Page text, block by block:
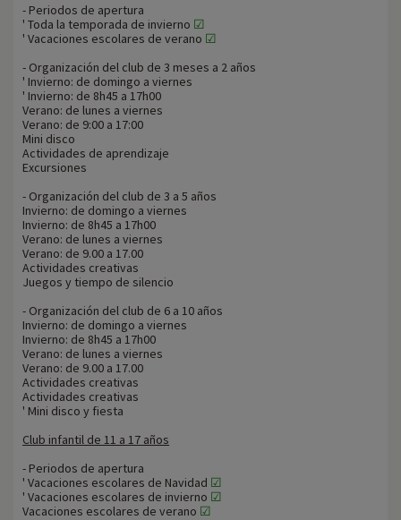
- Periodos de apertura
' Toda la temporada de invierno ☑
' Vacaciones escolares de verano ☑
- Organización del club de 3 meses a 2 años
' Invierno: de domingo a viernes
' Invierno: de 8h45 a 17h00
Verano: de lunes a viernes
Verano: de 9:00 a 17:00
Mini disco
Actividades de aprendizaje
Excursiones
- Organización del club de 3 a 5 años
Invierno: de domingo a viernes
Invierno: de 8h45 a 17h00
Verano: de lunes a viernes
Verano: de 9.00 a 17.00
Actividades creativas
Juegos y tiempo de silencio
- Organización del club de 6 a 10 años
Invierno: de domingo a viernes
Invierno: de 8h45 a 17h00
Verano: de lunes a viernes
Verano: de 9.00 a 17.00
Actividades creativas
Actividades creativas
' Mini disco y fiesta
Club infantil de 11 a 17 años
- Periodos de apertura
' Vacaciones escolares de Navidad ☑
' Vacaciones escolares de invierno ☑
Vacaciones escolares de verano ☑